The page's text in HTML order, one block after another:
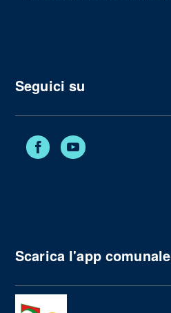
Seguici su
Facebook
Scarica l'app comunale